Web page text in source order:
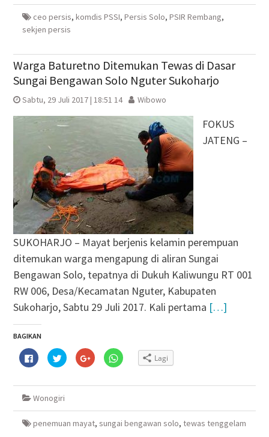
baru) baru) yang
baru)
baru)
ceo persis, komdis PSSI, Persis Solo, PSIR Rembang,
sekjen persis
Warga Baturetno Ditemukan Tewas di Dasar
Sungai Bengawan Solo Nguter Sukoharjo
Sabtu, 29 Juli 2017 | 18:51 14 Wibowo
FOKUS
JATENG –
SUKOHARJO – Mayat berjenis kelamin perempuan
ditemukan warga mengapung di aliran Sungai
Bengawan Solo, tepatnya di Dukuh Kaliwungu RT 001
RW 006, Desa/Kecamatan Nguter, Kabupaten
Sukoharjo, Sabtu 29 Juli 2017. Kali pertama […]
BAGIKAN
Klik
untuk
membagikan
Facebook(Membuka
jendela
baru)
Klik
untuk
berbagi
Twitter(Membuka
jendela
baru)
Klik
untuk
berbagi
Google+
yang
baru)
Klik
untuk
WhatsApp(Membuka
baru)
Lagi
Wonogiri
penemuan mayat, sungai bengawan solo, tewas tenggelam